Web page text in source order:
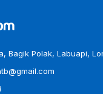
Bagik Polak, Labuapi,